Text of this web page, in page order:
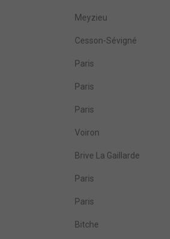
Meyzieu
Cesson-Sévigné
Paris
Paris
Paris
Voiron
Brive La Gaillarde
Paris
Paris
Bitche